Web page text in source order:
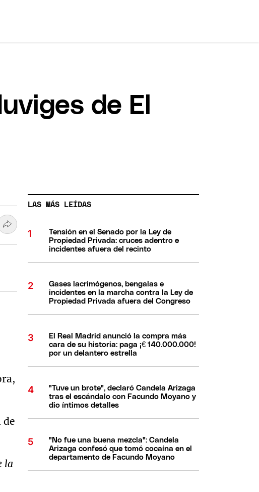
de El
de
la
LAS MÁS LEÍDAS
Tensión en el Senado por la Ley de
Propiedad Privada: cruces adentro e
incidentes afuera del recinto
Gases lacrimógenos, bengalas e
incidentes en la marcha contra la Ley de
Propiedad Privada afuera del Congreso
El Real Madrid anunció la compra más
cara de su historia: paga ¡€ 140.000.000!
por un delantero estrella
"Tuve un brote", declaró Candela Arizaga
tras el escándalo con Facundo Moyano y
dio íntimos detalles
"No fue una buena mezcla": Candela
Arizaga confesó que tomó cocaína en el
departamento de Facundo Moyano